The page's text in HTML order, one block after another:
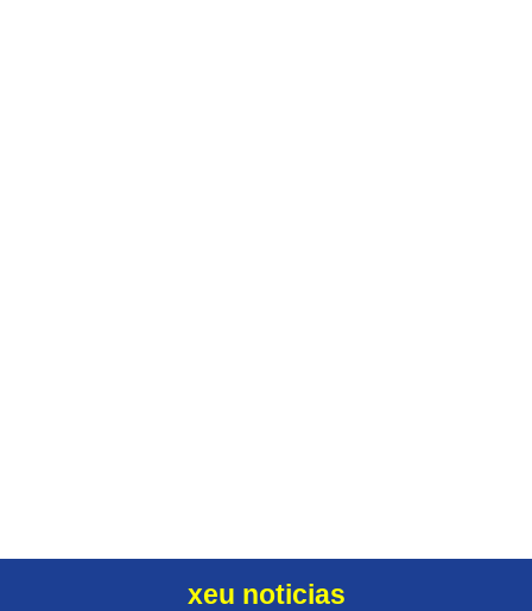
xeu noticias